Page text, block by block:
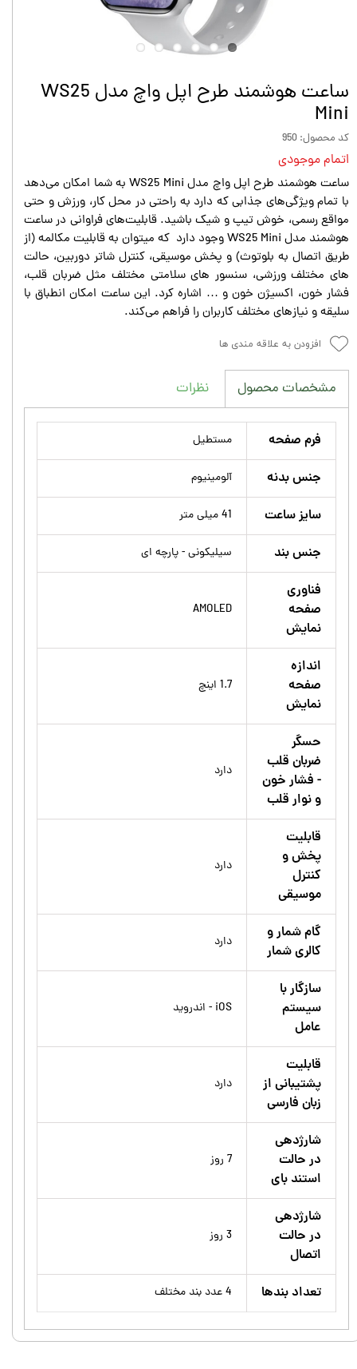
ساعت هوشمند طرح اپل واچ مدل WS25
Mini
کد محصول: 950
اتمام موجودی
ساعت هوشمند طرح اپل واچ مدل WS25 Mini به شما امکان می‌دهد
با تمام ویژگی‌های جذابی که دارد به راحتی در محل کار، ورزش و حتی
مواقع رسمی، خوش تیپ و شیک باشید. قابلیت‌های فراوانی در ساعت
هوشمند مدل WS25 Mini وجود دارد که میتوان به قابلیت مکالمه (از
طریق اتصال به بلوتوث) و پخش موسیقی، کنترل شاتر دوربین، حالت
های مختلف ورزشی، سنسور های سلامتی مختلف مثل ضربان قلب،
فشار خون، اکسیژن خون و … اشاره کرد. این ساعت امکان انطباق با
سلیقه و نیازهای مختلف کاربران را فراهم می‌کند.
افزودن به علاقه مندی ها
مشخصات محصول نظرات
فرم صفحه مستطیل
جنس بدنه آلومینیوم
سایز ساعت 41 میلی متر
جنس بند سیلیکونی - پارچه ای
فناوری
صفحه
نمایش
AMOLED
اندازه
صفحه
نمایش
1.7 اینچ
حسگر
ضربان قلب
- فشار خون
و نوار قلب
دارد
قابلیت
پخش و
کنترل
موسیقی
دارد
گام شمار و
کالری شمار
دارد
سازگار با
سیستم
عامل
iOS - اندروید
قابلیت
پشتیبانی از
زبان فارسی
دارد
شارژدهی
در حالت
استند بای
7 روز
شارژدهی
در حالت
اتصال
3 روز
تعداد بندها 4 عدد بند مختلف